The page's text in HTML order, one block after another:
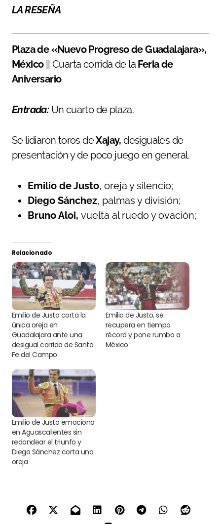
LA RESEÑA
Plaza de «Nuevo Progreso de Guadalajara»,
México|| Cuarta corrida de la Feria de
Aniversario
Entrada: Un cuarto de plaza.
Se lidiaron toros deXajay, desiguales de
presentación y de poco juego en general.
Emilio de Justo, oreja y silencio;
Diego Sánchez, palmas y división;
Bruno Aloi, vuelta al ruedo y ovación;
Relacionado
Emilio de Justo corta la
única oreja en
Guadalajara ante una
desigual corrida de Santa
Fe del Campo
Emilio de Justo, se
recupera en tiempo
récord y pone rumbo a
México
Emilio de Justo emociona
en Aguascalientes sin
redondear el triunfo y
Diego Sánchez corta una
oreja